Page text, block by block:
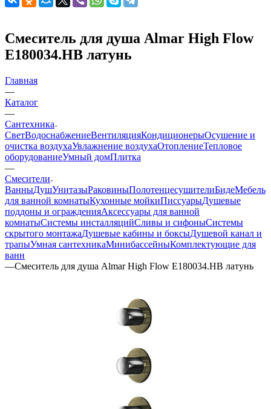
Смеситель для душа Almar High Flow
E180034.HB латунь
Главная
—
Каталог
—
Сантехника
СветВодоснабжениеВентиляцияКондиционерыОсушение и
очистка воздухаУвлажнение воздухаОтоплениеТепловое
оборудованиеУмный домПлитка
—
Смесители
ВанныДушУнитазыРаковиныПолотенцесушителиБидеМебель
для ванной комнатыКухонные мойкиПиссуарыДушевые
поддоны и огражденияАксессуары для ванной
комнатыСистемы инсталляцийСливы и сифоныСистемы
скрытого монтажаДушевые кабины и боксыДушевой канал и
трапыУмная сантехникаМинибассейныКомплектующие для
ванн
—Смеситель для душа Almar High Flow E180034.HB латунь